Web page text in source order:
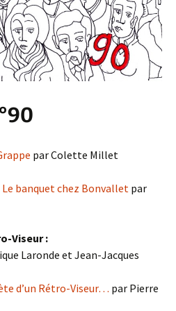
par Colette Millet
Le banquet chez Bonvallet par
Viseur :
Laronde et Jean-Jacques
d’un Rétro-Viseur… par Pierre